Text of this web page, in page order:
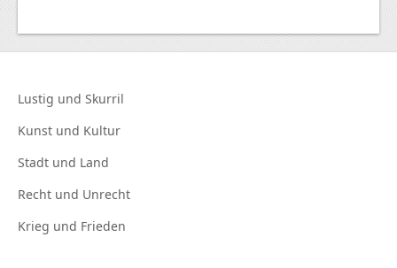
Lustig und Skurril
Kunst und Kultur
Stadt und Land
Recht und Unrecht
Krieg und Frieden